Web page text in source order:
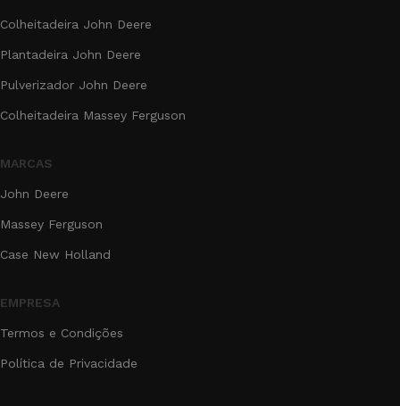
Colheitadeira John Deere
Plantadeira John Deere
Pulverizador John Deere
Colheitadeira Massey Ferguson
MARCAS
John Deere
Massey Ferguson
Case New Holland
EMPRESA
Termos e Condições
Política de Privacidade